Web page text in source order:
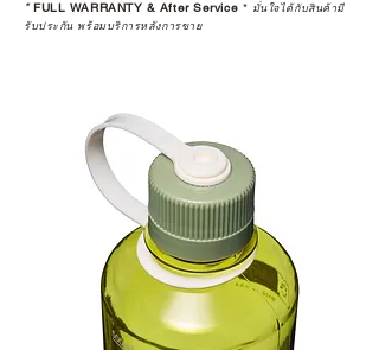
*FULL WARRANTY & After Service * มั่นใจได้กับสินค้ามี
รับประกัน พร้อมบริการหลังการขาย